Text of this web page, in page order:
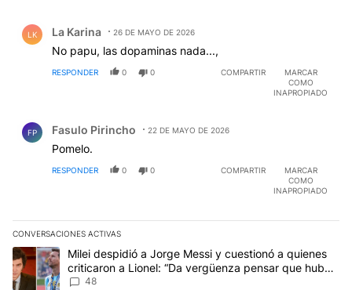
LK La Karina 26 DE MAYO DE 2026
No papu, las dopaminas nada...,
RESPONDER 0 0 COMPARTIR
MARCAR
COMO
INAPROPIADO
FP Fasulo Pirincho 22 DE MAYO DE 2026
Pomelo.
RESPONDER 0 0 COMPARTIR
MARCAR
COMO
INAPROPIADO
CONVERSACIONES ACTIVAS
Este listado muestra los artículos con más comentarios en los
Un artículo de tendencia con el título "Milei despidió a Jorge
Milei despidió a Jorge Messi y cuestionó a quienes
criticaron a Lionel: “Da vergüenza pensar que hubo
anti-Messi”
48